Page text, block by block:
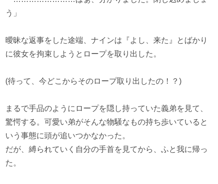
う」
曖昧な返事をした途端、ナインは『よし、来た』とばかり
に彼女を拘束しようとロープを取り出した。
(待って、今どこからそのロープ取り出したの！？)
まるで手品のようにロープを隠し持っていた義弟を見て、
驚愕する。可愛い弟がそんな物騒なもの持ち歩いていると
いう事態に頭が追いつかなかった。
だが、縛られていく自分の手首を見てから、ふと我に帰っ
た。